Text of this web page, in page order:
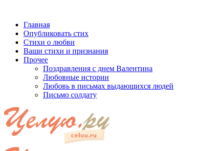
Главная
Опубликовать стих
Стихи о любви
Ваши стихи и признания
Прочее
Поздравления с днем Валентина
Любовные истории
Любовь в письмах выдающихся людей
Письмо солдату